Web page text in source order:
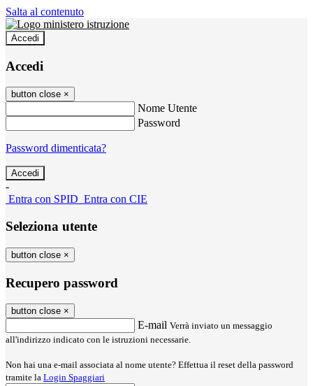
Salta al contenuto
Accedi
Accedi
button close ×
Nome Utente
Password
Password dimenticata?
-
Entra con SPID Entra con CIE
Seleziona utente
button close ×
Recupero password
button close ×
E-mail Verrà inviato un messaggio
all'indirizzo indicato con le istruzioni necessarie.
Non hai una e-mail associata al nome utente? Effettua il reset della password
tramite la Login Spaggiari